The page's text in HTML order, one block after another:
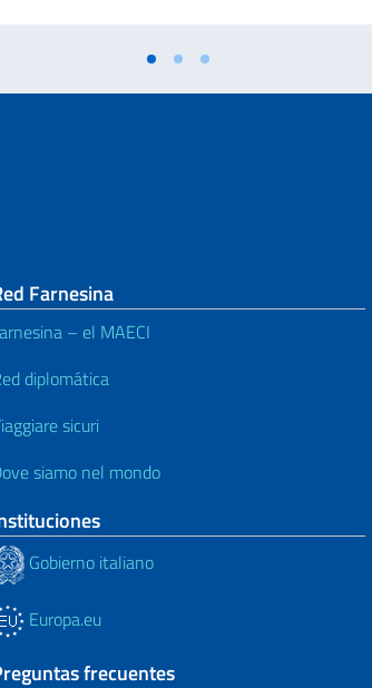
Farnesina
– el MAECI
diplomática
sicuri
siamo nel mondo
Gobierno italiano
Europa.eu
frecuentes